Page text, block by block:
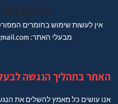
כל
אין לעשות שימוש בחומרים
מבעלי האתר: avihai.zoomat@gmail.com
האתר בתהליך הנגשה
אנו עושים כל מאמץ להשלים את